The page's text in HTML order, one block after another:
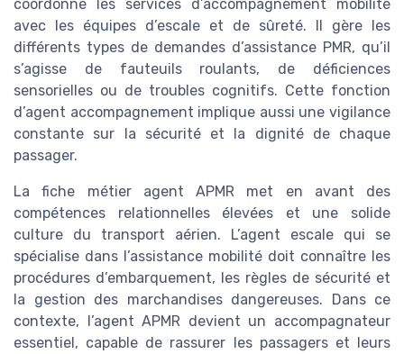
coordonne les services d’accompagnement mobilité
avec les équipes d’escale et de sûreté. Il gère les
différents types de demandes d’assistance PMR, qu’il
s’agisse de fauteuils roulants, de déficiences
sensorielles ou de troubles cognitifs. Cette fonction
d’agent accompagnement implique aussi une vigilance
constante sur la sécurité et la dignité de chaque
passager.
La fiche métier agent APMR met en avant des
compétences relationnelles élevées et une solide
culture du transport aérien. L’agent escale qui se
spécialise dans l’assistance mobilité doit connaître les
procédures d’embarquement, les règles de sécurité et
la gestion des marchandises dangereuses. Dans ce
contexte, l’agent APMR devient un accompagnateur
essentiel, capable de rassurer les passagers et leurs